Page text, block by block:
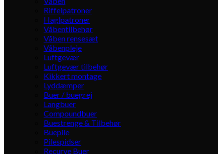
Riffelpatroner
Haglpatroner
Våbentilbehør
Våben rensesæt
Våbenpleje
Luftgevær
Luftgevær tilbehør
Kikkert montage
Lyddæmper
Buer / buegrej
Langbuer
Compoundbuer
Buestrenge & Tilbehør
Buepile
Pilespidser
Recurve Buer